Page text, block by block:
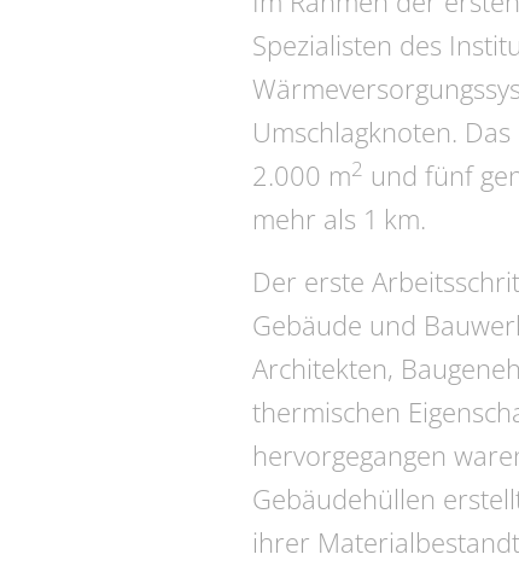
Spezialisten des
Umschlagknoten.
2.000 m2 und fünf
mehr als 1 km.
Der erste
Gebäude und
Architekten,
thermischen
hervorgegangen
Gebäudehüllen
ihrer